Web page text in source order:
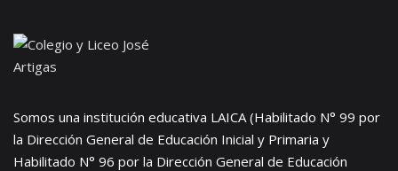
Somos una institución educativa LAICA (Habilitado N° 99 por
la Dirección General de Educación Inicial y Primaria y
Habilitado N° 96 por la Dirección General de Educación